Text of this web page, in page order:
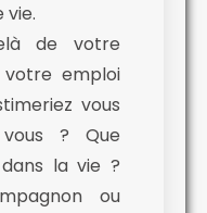
vie.
de votre
votre emploi
vous
? Que
la vie ?
ou